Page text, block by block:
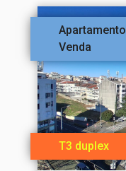
Apartamento
Venda
T3 duplex